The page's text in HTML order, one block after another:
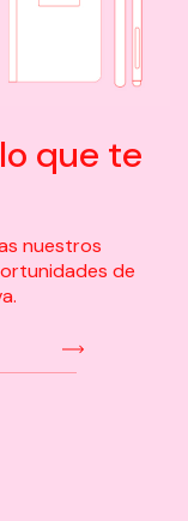
que te
nuestros
de